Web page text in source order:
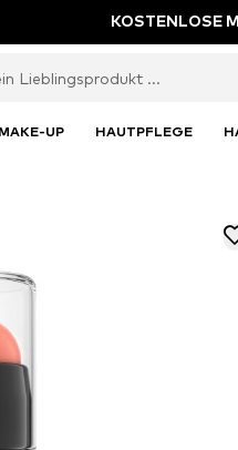
KOSTENLOSE
MAKE-UP HAUTPFLEGE